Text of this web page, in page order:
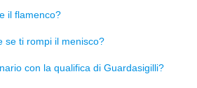
il flamenco?
se ti rompi il menisco?
con la qualifica di Guardasigilli?